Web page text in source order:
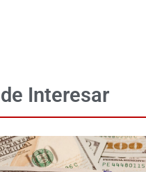
Interesar